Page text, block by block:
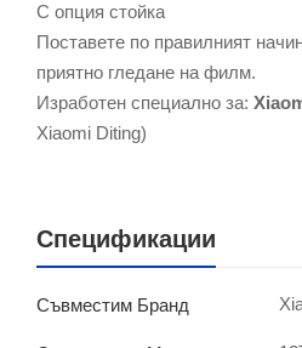
С опция стойка
Поставете по правилният
приятно гледане на филм.
Изработен специално за:
Xiaomi Diting)
Спецификации
Съвместим Бранд